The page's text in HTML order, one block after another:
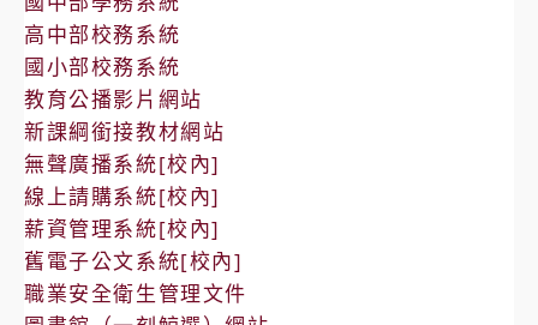
高中部校務系統
國小部校務系統
教育公播影片網站
新課綱銜接教材網站
無聲廣播系統[校內]
線上請購系統[校內]
薪資管理系統[校內]
舊電子公文系統[校內]
職業安全衛生管理文件